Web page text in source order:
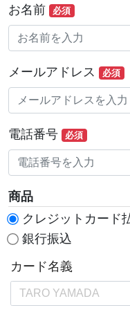
お名前 必須
メールアドレス 必須
電話番号 必須
商品
クレジットカード
銀行振込